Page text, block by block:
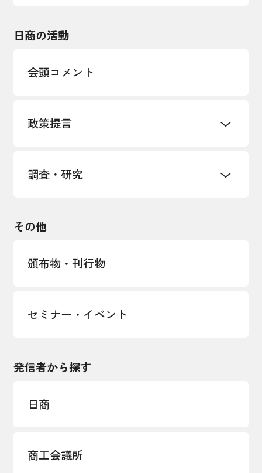
インボイス制度
海外情報レポート
安全保障貿易管理・技術流出防止に関す
経営者保証に関するガイドライン
日商の活動
会頭コメント
政策提言
中小企業経営
国土強靭化・社会基盤整備・震災復興
調査・研究
LOBO調査
その他
頒布物・刊行物
セミナー・イベント
発信者から探す
日商
商工会議所